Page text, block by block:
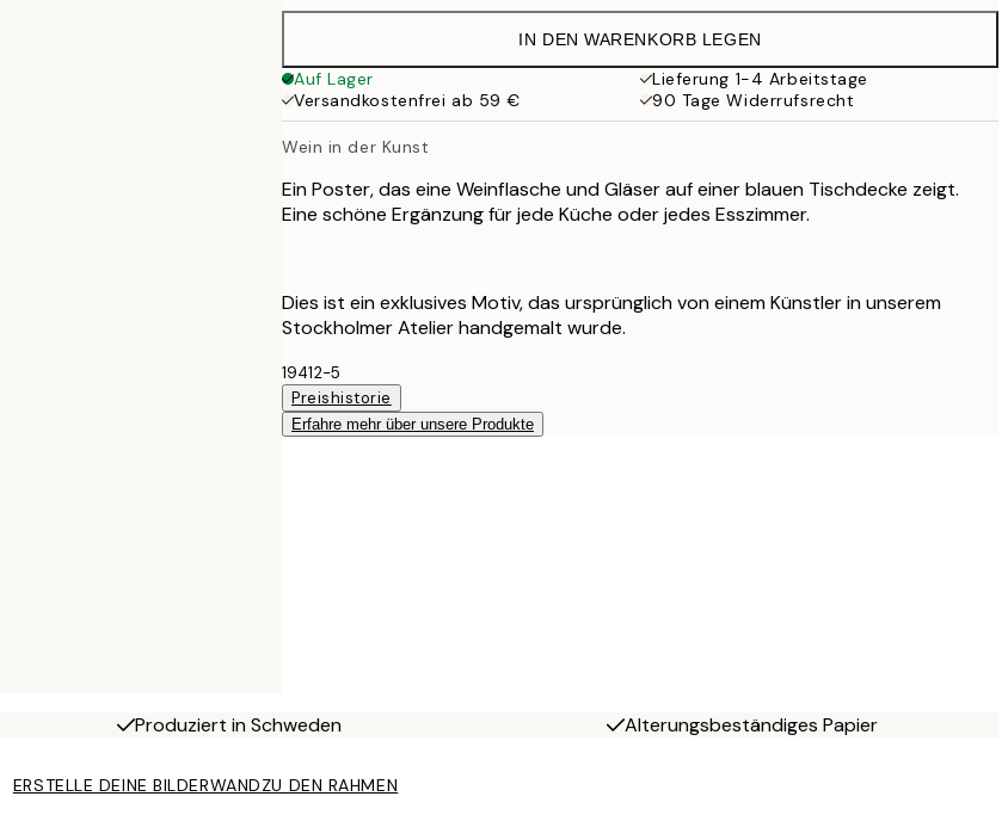
41,95 €
54,45 €
IN DEN WARENKORB LEGEN
Auf Lager
Lieferung 1-4 Arbeitstage
Versandkostenfrei ab 59 €
90 Tage Widerrufsrecht
Wein in der Kunst
Ein Poster, das eine Weinflasche und Gläser auf einer blauen Tischdecke zeigt.
Eine schöne Ergänzung für jede Küche oder jedes Esszimmer.
Dies ist ein exklusives Motiv, das ursprünglich von einem Künstler in unserem
Stockholmer Atelier handgemalt wurde.
19412-5
Preishistorie
Erfahre mehr über unsere Produkte
Produziert in Schweden Alterungsbeständiges Papier
ERSTELLE DEINE BILDERWANDZU DEN RAHMEN